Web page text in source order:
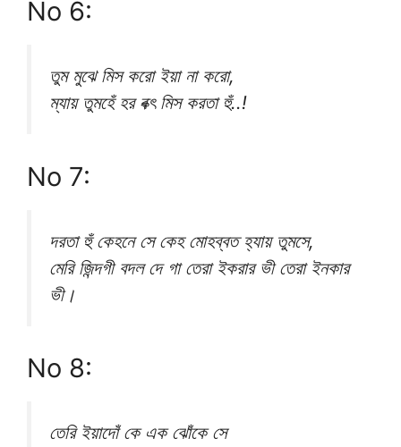
No 6:
তুম মুঝে মিস করো ইয়া না করো,
ম্যায় তুমহেঁ হর বক্ৎ মিস করতা হুঁ..!
No 7:
দরতা হুঁ কেহনে সে কেহ মোহব্বত হ্যায় তুমসে,
মেরি জিন্দগী বদল দে গা তেরা ইকরার ভী তেরা ইনকার
ভী।
No 8:
তেরি ইয়াদোঁ কে এক ঝোঁকে সে